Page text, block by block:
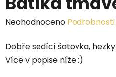
Průměrné
produktu
je
Neohodnoceno
Dobře sedící šatovka,
Více v popise níže :)